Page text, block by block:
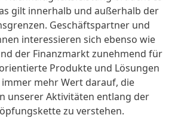
gilt innerhalb und außerhalb der
Geschäftspartner und
interessieren sich ebenso wie
der Finanzmarkt zunehmend für
Produkte und Lösungen
mehr Wert darauf, die
unserer Aktivitäten entlang der
zu verstehen.